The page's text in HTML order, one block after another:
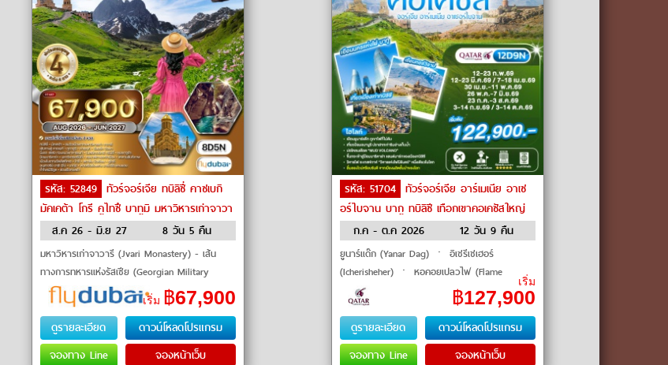
รหัส: 52849 ทัวร์จอร์เจีย ทบิลิซี่ คาซเบกิ
มัคเคต้า โกรี คูไทซึ บาทูมิ มหาวิหารเก่าจาวา
รี ถ้ำโพรมีธีอูส by flydubai
ส.ค 26 - มิ.ย 27 8 วัน 5 คืน
มหาวิหารเก่าจาวารี (Jvari Monastery) - เส้น
ทางการทหารแห่งรัสเซีย (Georgian Military
Highway) - กูดาอูริ (Gudauri) - คาซเบกิ
(Kazbegi) - โบสถ์เกอร์เกติทรเริ่ม ฿67,900
ดูรายละเอียด
ดาวน์โหลดโปรแกรม
จองทาง Line
จองหน้าเว็บ
รหัส: 51704 ทัวร์จอร์เจีย อาร์เมเนีย อาเซ
อร์ไบจาน บากู ทบิลิซี เทือกเขาคอเคซัสใหญ่
วิหารเก๊กฮาร์ด by Qatar Airways
ก.ค - ต.ค 2026 12 วัน 9 คืน
ยูนาร์แด๊ก (Yanar Dag) ㆍ อิเชรีเชเฮอร์
(Icherisheher) ㆍ หอคอยเปลวไฟ (Flame
Towers) ㆍ โกบัสตาน (Gobustan) ㆍ ภูเขาโคลน
(Mud Volcanoes) ㆍ มัสยิดบิบิเฮบัต (Bibi-H
เริ่ม
฿127,900
ดูรายละเอียด
ดาวน์โหลดโปรแกรม
จองทาง Line
จองหน้าเว็บ